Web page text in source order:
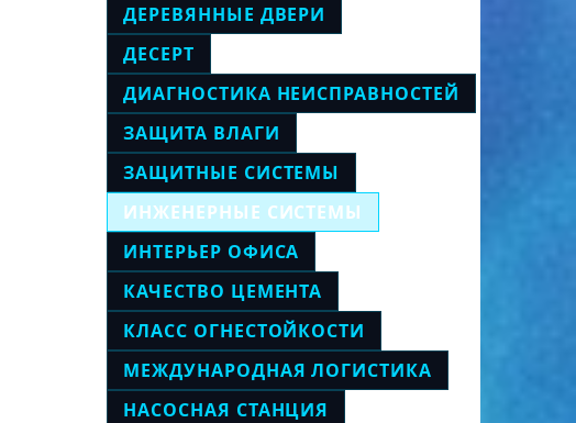
ДЕРЕВЯННЫЕ ДВЕРИ
ДЕСЕРТ
ДИАГНОСТИКА НЕИСПРАВНОСТЕЙ
ЗАЩИТА ВЛАГИ
ЗАЩИТНЫЕ СИСТЕМЫ
ИНЖЕНЕРНЫЕ СИСТЕМЫ
ИНТЕРЬЕР ОФИСА
КАЧЕСТВО ЦЕМЕНТА
КЛАСС ОГНЕСТОЙКОСТИ
МЕЖДУНАРОДНАЯ ЛОГИСТИКА
НАСОСНАЯ СТАНЦИЯ